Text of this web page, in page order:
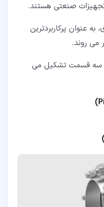
تجهیزات صنعتی هستند.
عنوان پرکاربردترین
می روند.
سه قسمت تشکیل می